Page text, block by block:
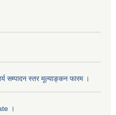
सम्पादन स्तर मूल्याङ्कन फारम ।
।